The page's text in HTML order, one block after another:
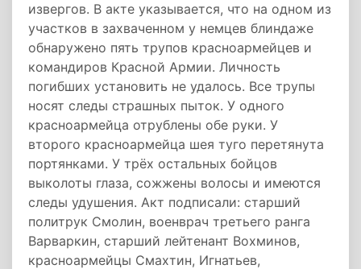
извергов. В акте указывается, что на одном из
участков в захваченном у немцев блиндаже
обнаружено пять трупов красноармейцев и
командиров Красной Армии. Личность
погибших установить не удалось. Все трупы
носят следы страшных пыток. У одного
красноармейца отрублены обе руки. У
второго красноармейца шея туго перетянута
портянками. У трёх остальных бойцов
выколоты глаза, сожжены волосы и имеются
следы удушения. Акт подписали: старший
политрук Смолин, военврач третьего ранга
Варваркин, старший лейтенант Вохминов,
красноармейцы Смахтин, Игнатьев,